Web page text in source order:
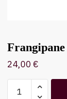
Frangipane
24,00 €